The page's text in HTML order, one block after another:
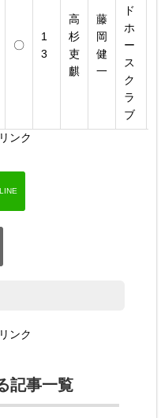
〇
1
3
高
杉
吏
麒
藤
岡
健
一
ド
ホ
ー
ス
ク
ラ
ブ
ンク
ンク
記事一覧